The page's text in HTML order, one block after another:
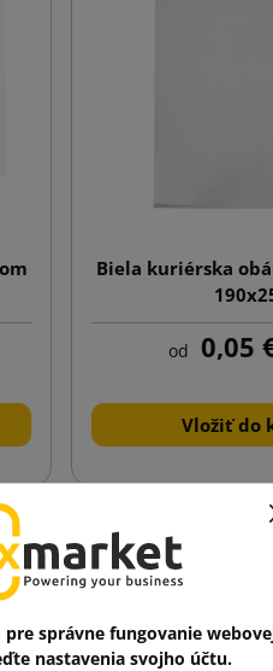
Biela kuriérska
od 0,05
Vložiť do
pre správne fungovanie
nastavenia svojho účtu.